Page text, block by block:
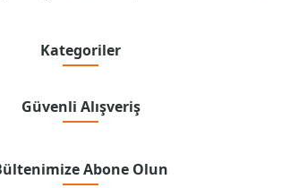
Kategoriler
Güvenli Alışveriş
Abone Olun